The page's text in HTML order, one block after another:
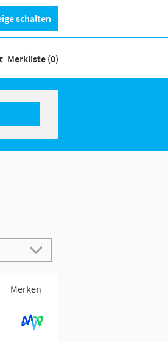
schalten
Merkliste (0)
Merken